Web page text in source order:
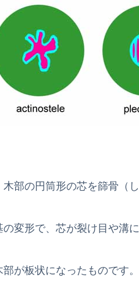
部の円筒形の芯を篩骨（
変形で、芯が裂け目や溝に
が板状になったものです。